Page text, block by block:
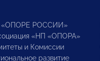
РОССИИ»
«НП «ОПОРА»
и Комиссии
развитие